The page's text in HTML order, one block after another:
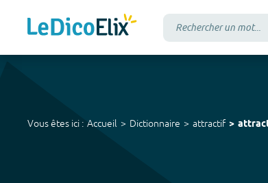
Vous êtes ici : Accueil Dictionnaire attractif